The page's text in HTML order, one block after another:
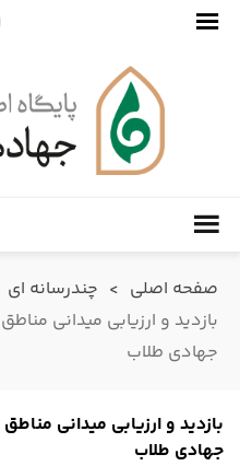
صفحه اصلی > چندرسانه ای
بازدید و ارزیابی میدانی
جهادی طلاب
بازدید و ارزیابی میدانی
جهادی طلاب